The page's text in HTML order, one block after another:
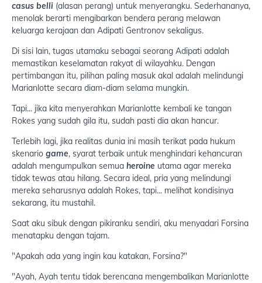
casus belli (alasan perang) untuk menyerangku. Sederhananya,
menolak berarti mengibarkan bendera perang melawan
keluarga kerajaan dan Adipati Gentronov sekaligus.
Di sisi lain, tugas utamaku sebagai seorang Adipati adalah
memastikan keselamatan rakyat di wilayahku. Dengan
pertimbangan itu, pilihan paling masuk akal adalah melindungi
Marianlotte secara diam-diam selama mungkin.
Tapi... jika kita menyerahkan Marianlotte kembali ke tangan
Rokes yang sudah gila itu, sudah pasti dia akan hancur.
Terlebih lagi, jika realitas dunia ini masih terikat pada hukum
skenario game, syarat terbaik untuk menghindari kehancuran
adalah mengumpulkan semua heroine utama agar mereka
tidak tewas atau hilang. Secara ideal, pria yang melindungi
mereka seharusnya adalah Rokes, tapi... melihat kondisinya
sekarang, itu mustahil.
Saat aku sibuk dengan pikiranku sendiri, aku menyadari Forsina
menatapku dengan tajam.
"Apakah ada yang ingin kau katakan, Forsina?"
"Ayah, Ayah tentu tidak berencana mengembalikan Marianlotte